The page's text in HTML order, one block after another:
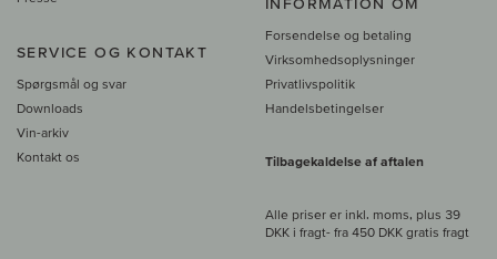
SERVICE OG KONTAKT
Spørgsmål og svar
Downloads
Vin-arkiv
Kontakt os
Forsendelse og betaling
Virksomhedsoplysninger
Privatlivspolitik
Handelsbetingelser
Tilbagekaldelse af aftalen
Alle priser er inkl. moms, plus 39
DKK i fragt- fra 450 DKK gratis fragt